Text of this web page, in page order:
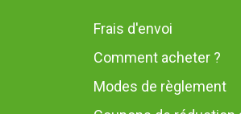
Frais d'envoi
Comment acheter ?
Modes de règlement